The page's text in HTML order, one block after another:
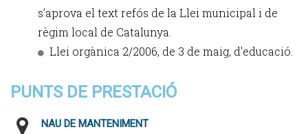
s’aprova el text refós de la Llei municipal i de
règim local de Catalunya.
Llei orgànica 2/2006, de 3 de maig, d'educació.
PUNTS DE PRESTACIÓ
NAU DE MANTENIMENT